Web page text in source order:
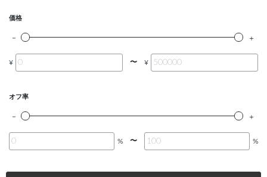
価格
¥ 〜 ¥
オフ率
% 〜 %